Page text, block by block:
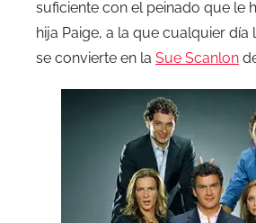
suficiente con el peinado que le
hija Paige, a la que cualquier día
se convierte en la Sue Scanlon